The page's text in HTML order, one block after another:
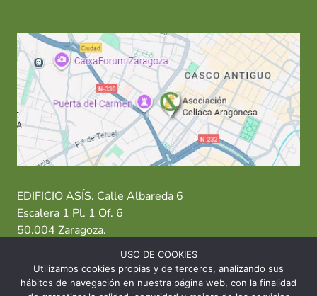
EDIFICIO ASÍS. Calle Albareda 6
Escalera 1 Pl. 1 Of. 6
50.004 Zaragoza.
T: 976 484 949 M: 635 638 563
Sede Zaragoza·Sede Huesca· Sede Teruel
USO DE COOKIES
Utilizamos cookies propias y de terceros, analizando sus
hábitos de navegación en nuestra página web, con la finalidad